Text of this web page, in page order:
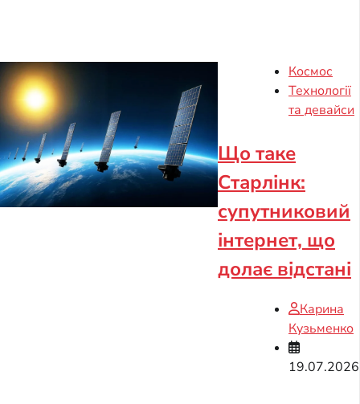
Космос
Технології
та девайси
Що таке
Старлінк:
супутниковий
інтернет, що
долає відстані
Карина
Кузьменко
19.07.2026